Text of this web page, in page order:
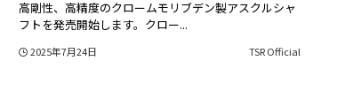
高剛性、高精度のクロームモリブデン製アスクルシャ
フトを発売開始します。クロー...
2025年7月24日 TSR Official